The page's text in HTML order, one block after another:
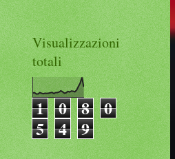
Visualizzazioni
totali
1 0 8 0
5 4 9